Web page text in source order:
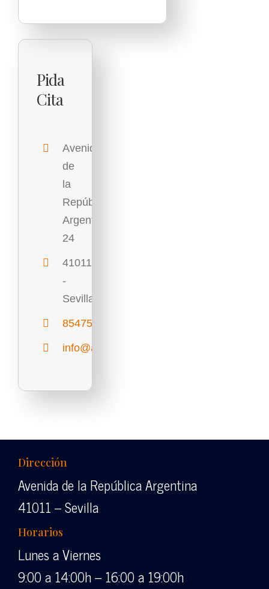
Pida
Cita
Avenida
de
la
República
Argentina,
24
41011
-
Sevilla
854756251
info@abocon.es
Dirección
Avenida de la República Argentina
41011 – Sevilla
Horarios
Lunes a Viernes
9:00 a 14:00h – 16:00 a 19:00h